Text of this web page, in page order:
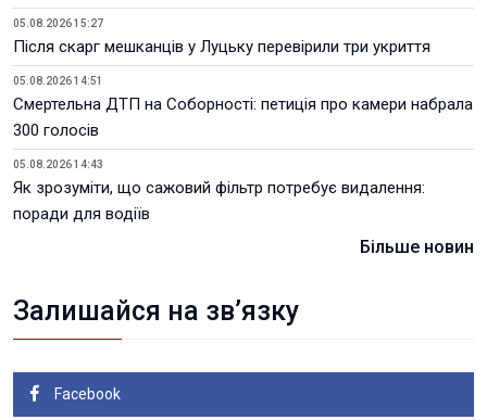
05.08.2026 15:27
Після скарг мешканців у Луцьку перевірили три укриття
05.08.2026 14:51
Смертельна ДТП на Соборності: петиція про камери набрала
300 голосів
05.08.2026 14:43
Як зрозуміти, що сажовий фільтр потребує видалення:
поради для водіїв
Більше новин
Залишайся на зв’язку
Facebook